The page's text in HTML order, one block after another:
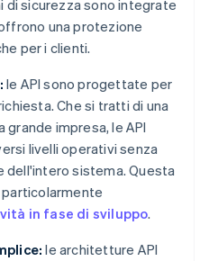
di sicurezza sono integrate
una protezione
per i clienti.
le API sono progettate per
Che si tratti di una
impresa, le API
livelli operativi senza
dell'intero sistema. Questa
in fase di sviluppo.
le architetture API